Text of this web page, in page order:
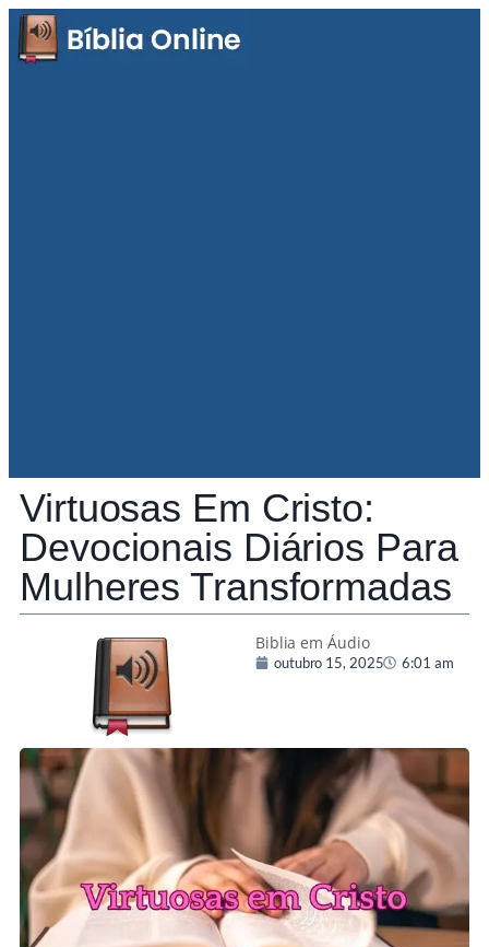
Virtuosas Em Cristo:
Devocionais Diários Para
Mulheres Transformadas
Biblia em Áudio
outubro 15, 2025 6:01 am